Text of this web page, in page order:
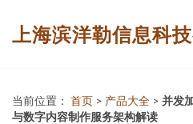
上海滨洋勒信息科
当前位置： 首页 > 产品大全 > 并发
与数字内容制作服务架构解读